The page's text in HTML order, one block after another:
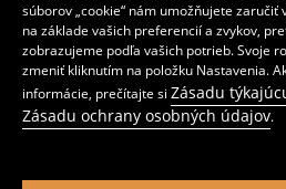
súborov „cookie“ nám umožňujete
na základe vašich preferencií a zvykov,
zobrazujeme podľa vašich potrieb. Svoje
zmeniť kliknutím na položku Nastavenia.
informácie, prečítajte si Zásadu
Zásadu ochrany osobných údajov.